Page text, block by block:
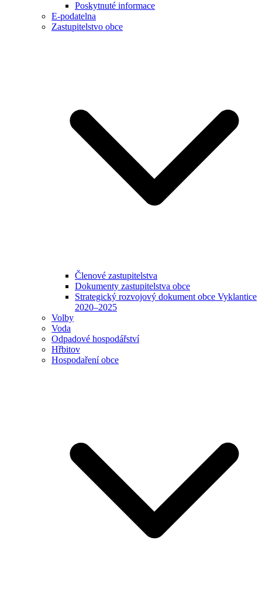
Poskytnuté informace
E-podatelna
Zastupitelstvo obce
Členové zastupitelstva
Dokumenty zastupitelstva obce
Strategický rozvojový dokument obce Vyklantice
2020–2025
Volby
Voda
Odpadové hospodářství
Hřbitov
Hospodaření obce